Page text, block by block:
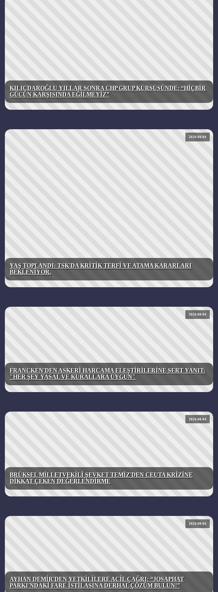
KILIÇDAROĞLU YILLAR SONRA CHP GRUP KÜRSÜSÜNDE: “HİÇBİR
GÜCÜN KARŞISINDA EĞİLMEYİZ”
2026-08-04
YAŞ TOPLANDI: TSK'DA KRİTİK TERFİ VE ATAMA KARARLARI
BEKLENİYOR.
2026-08-04
FRANCKEN'DEN ASKERİ HARCAMA ELEŞTİRİLERİNE SERT YANIT:
"HER ŞEY YASAL VE KURALLARA UYGUN"
2026-08-04
BRÜKSEL MİLLETVEKİLİ ŞEVKET TEMİZ'DEN CEUTA KRİZİNE
DİKKAT ÇEKEN DEĞERLENDİRME
2026-08-04
AYHAN DEMİR'DEN YETKİLİLERE ACİL ÇAĞRI: “JOSAPHAT
PARKI'NDAKİ FARE İSTİLASINA DERHAL ÇÖZÜM BULUN!”